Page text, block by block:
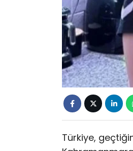
Türkiye,